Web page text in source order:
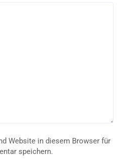
Website in diesem Browser für
speichern.